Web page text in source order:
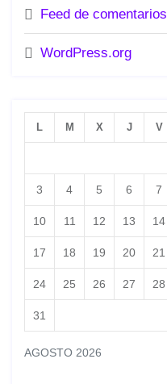
Feed de comentarios
WordPress.org
AGOSTO 2026
L M X J V
3 4 5 6 7
10 11 12 13 14
17 18 19 20 21
24 25 26 27 28
31